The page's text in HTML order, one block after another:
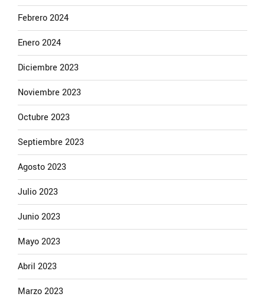
Febrero 2024
Enero 2024
Diciembre 2023
Noviembre 2023
Octubre 2023
Septiembre 2023
Agosto 2023
Julio 2023
Junio 2023
Mayo 2023
Abril 2023
Marzo 2023